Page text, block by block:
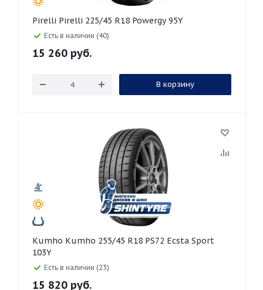
Pirelli Pirelli 225/45 R18 Powergy 95Y
Есть в наличии (40)
15 260 руб.
В корзину
Kumho Kumho 255/45 R18 PS72 Ecsta Sport
103Y
Есть в наличии (23)
15 820 руб.